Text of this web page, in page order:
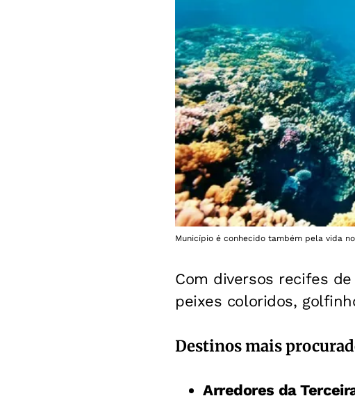
Município é conhecido também pela vida
Com diversos recifes
peixes coloridos,
Destinos mais
Arredores da